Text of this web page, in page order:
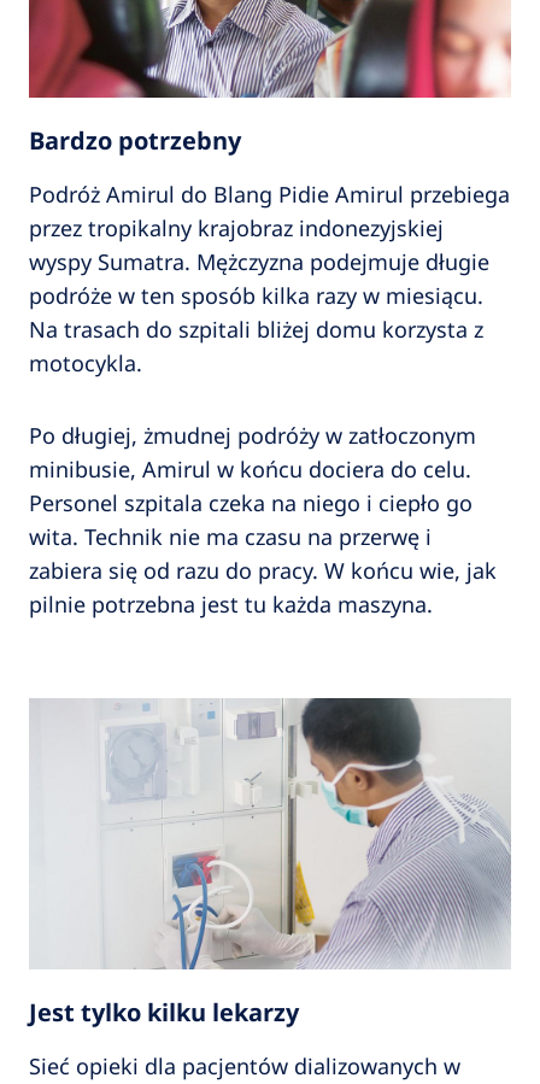
Bardzo potrzebny
Podróż Amirul do Blang Pidie Amirul przebiega
przez tropikalny krajobraz indonezyjskiej
wyspy Sumatra. Mężczyzna podejmuje długie
podróże w ten sposób kilka razy w miesiącu.
Na trasach do szpitali bliżej domu korzysta z
motocykla.
Po długiej, żmudnej podróży w zatłoczonym
minibusie, Amirul w końcu dociera do celu.
Personel szpitala czeka na niego i ciepło go
wita. Technik nie ma czasu na przerwę i
zabiera się od razu do pracy. W końcu wie, jak
pilnie potrzebna jest tu każda maszyna.
Jest tylko kilku lekarzy
Sieć opieki dla pacjentów dializowanych w